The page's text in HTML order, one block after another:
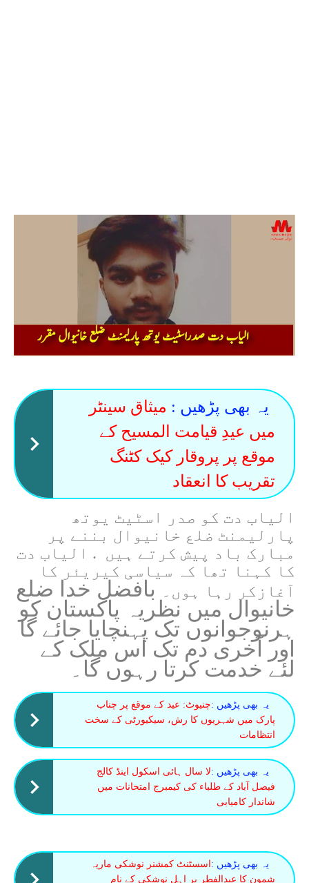
یہ بھی پڑھیں : میثاق سینٹر
میں عیدِ قیامت المسیح کے
موقع پر پروقار کیک کٹنگ
تقریب کا انعقاد
الیاب دت کو صدر اسٹیٹ یوتھ
پارلیمنٹ ضلع خانیوال بننے پر
مبارک باد پیش کرتے ہیں . الیاب دت
کا کہنا تھا کہ سیاسی کیریئر کا
آغازکر رہا ہوں۔ بافضل خدا ضلع
خانیوال میں نظریہ پاکستان کو
ہرنوجوانوں تک پہنچایا جائے گا
اور آخری دم تک اس ملک کے
لئے خدمت کرتا رہوں گا۔
یہ بھی پڑھیں :چنیوٹ: عید کے موقع پر چناب
پارک میں شہریوں کا رش، سیکیورٹی کے سخت
انتظامات
یہ بھی پڑھیں :لا سال ہائی اسکول اینڈ کالج
فیصل آباد کے طلباء کی کیمبرج امتحانات میں
شاندار کامیابی
یہ بھی پڑھیں : اسسٹنٹ کمشنر نوشکی ماریہ
شمون کا عیدالفطر پر اہلِ نوشکی کے نام